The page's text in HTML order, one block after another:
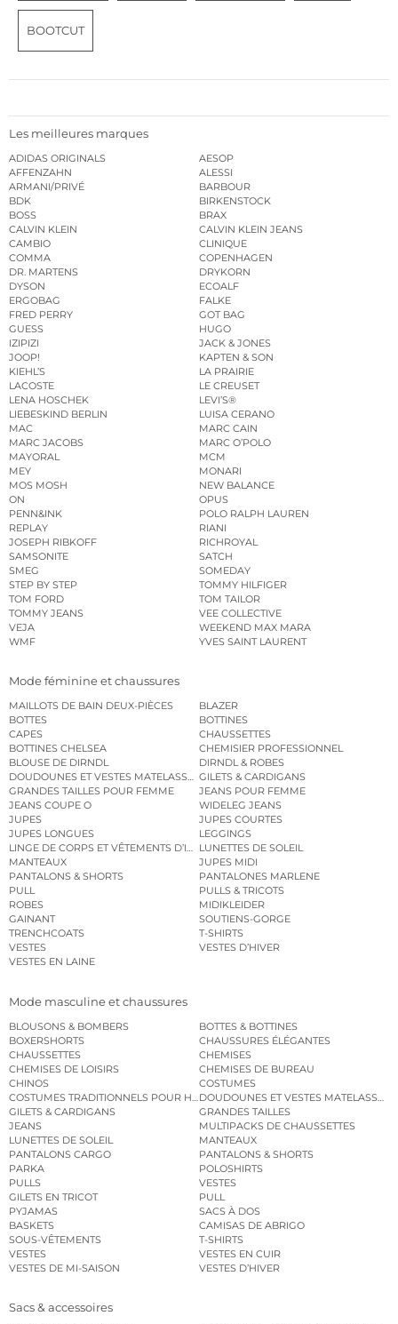
BOOTCUT
Les meilleures marques
ADIDAS ORIGINALS
AESOP
AFFENZAHN
ALESSI
ARMANI/PRIVÉ
BARBOUR
BDK
BIRKENSTOCK
BOSS
BRAX
CALVIN KLEIN
CALVIN KLEIN JEANS
CAMBIO
CLINIQUE
COMMA
COPENHAGEN
DR. MARTENS
DRYKORN
DYSON
ECOALF
ERGOBAG
FALKE
FRED PERRY
GOT BAG
GUESS
HUGO
IZIPIZI
JACK & JONES
JOOP!
KAPTEN & SON
KIEHL’S
LA PRAIRIE
LACOSTE
LE CREUSET
LENA HOSCHEK
LEVI’S®
LIEBESKIND BERLIN
LUISA CERANO
MAC
MARC CAIN
MARC JACOBS
MARC O’POLO
MAYORAL
MCM
MEY
MONARI
MOS MOSH
NEW BALANCE
ON
OPUS
PENN&INK
POLO RALPH LAUREN
REPLAY
RIANI
JOSEPH RIBKOFF
RICHROYAL
SAMSONITE
SATCH
SMEG
SOMEDAY
STEP BY STEP
TOMMY HILFIGER
TOM FORD
TOM TAILOR
TOMMY JEANS
VEE COLLECTIVE
VEJA
WEEKEND MAX MARA
WMF
YVES SAINT LAURENT
Mode féminine et chaussures
MAILLOTS DE BAIN DEUX-PIÈCES
BLAZER
BOTTES
BOTTINES
CAPES
CHAUSSETTES
BOTTINES CHELSEA
CHEMISIER PROFESSIONNEL
BLOUSE DE DIRNDL
DIRNDL & ROBES
DOUDOUNES ET VESTES MATELASSÉESGILETS & CARDIGANS
GRANDES TAILLES POUR FEMME
JEANS POUR FEMME
JEANS COUPE O
WIDELEG JEANS
JUPES
JUPES COURTES
JUPES LONGUES
LEGGINGS
LINGE DE CORPS ET VÊTEMENTS D’INTÉRIEURLUNETTES DE SOLEIL
MANTEAUX
JUPES MIDI
PANTALONS & SHORTS
PANTALONES MARLENE
PULL
PULLS & TRICOTS
ROBES
MIDIKLEIDER
GAINANT
SOUTIENS-GORGE
TRENCHCOATS
T-SHIRTS
VESTES
VESTES D’HIVER
VESTES EN LAINE
Mode masculine et chaussures
BLOUSONS & BOMBERS
BOTTES & BOTTINES
BOXERSHORTS
CHAUSSURES ÉLÉGANTES
CHAUSSETTES
CHEMISES
CHEMISES DE LOISIRS
CHEMISES DE BUREAU
CHINOS
COSTUMES
COSTUMES TRADITIONNELS POUR HOMMEDOUDOUNES ET VESTES MATELASSÉES
GILETS & CARDIGANS
GRANDES TAILLES
JEANS
MULTIPACKS DE CHAUSSETTES
LUNETTES DE SOLEIL
MANTEAUX
PANTALONS CARGO
PANTALONS & SHORTS
PARKA
POLOSHIRTS
PULLS
VESTES
GILETS EN TRICOT
PULL
PYJAMAS
SACS À DOS
BASKETS
CAMISAS DE ABRIGO
SOUS-VÊTEMENTS
T-SHIRTS
VESTES
VESTES EN CUIR
VESTES DE MI-SAISON
VESTES D’HIVER
Sacs & accessoires